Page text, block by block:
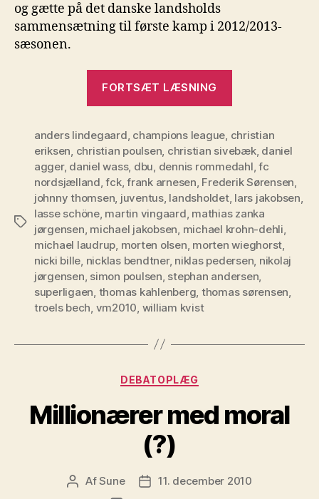
og gætte på det danske landsholds
sammensætning til første kamp i 2012/2013-
sæsonen.
FORTSÆT LÆSNING
2012”
Tags
anders lindegaard champions league christian
eriksen christian poulsen christian sivebæk, daniel
agger, daniel wass, dbu dennis rommedahl ,fc
nordsjælland ,fck,frank arnesen Frederik Sørensen
johnny thomsen juventus, landsholdet, lars jakobsen
lasse schöne, martin vingaard mathias zanka
jørgensen michael jakobsen michael krohn-dehli
michael laudrup morten olsen morten wieghorst
nicki bille nicklas bendtner, niklas pedersen nikolaj
jørgensen simon poulsen stephan andersen
superligaen thomas kahlenberg thomas sørensen
troels bech vm2010 william kvist
Kategorier
DEBATOPLÆG
Millionærer med moral
(?)
Indlægsforfatter
AfSune Indlægsdato
11. december 2010